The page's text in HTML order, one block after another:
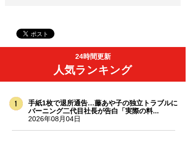
24時間更新
人気ランキング
手紙1枚で退所通告…藤あや子の独立トラブルに
バーニング二代目社長が告白「実際の料...
2026年08月04日